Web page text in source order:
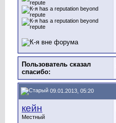
Пользователь сказал
cпасибо:
09.01.2013, 05:20
кейн
Местный